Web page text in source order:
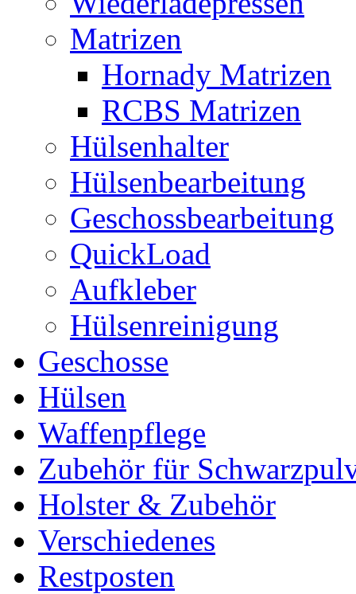
Matrizen
Hornady Matrizen
RCBS Matrizen
Hülsenhalter
Hülsenbearbeitung
Geschossbearbeitung
QuickLoad
Aufkleber
Hülsenreinigung
Geschosse
Hülsen
Waffenpflege
Zubehör für
Holster & Zubehör
Verschiedenes
Restposten